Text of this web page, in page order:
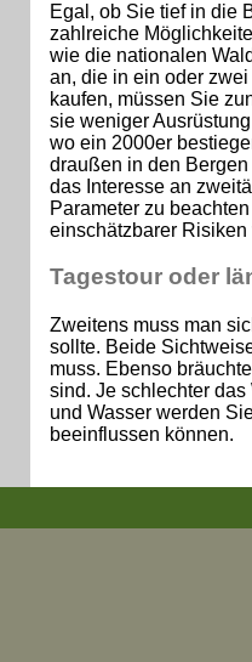
Egal, ob Sie tief in die
zahlreiche
wie die nationalen
an, die in ein oder
kaufen, müssen Sie
sie weniger
wo ein 2000er
draußen in den
das Interesse an
Parameter zu
einschätzbarer Risiken
Tagestour oder
Zweitens muss man
sollte. Beide
muss. Ebenso
sind. Je schlechter
und Wasser werden
beeinflussen können.